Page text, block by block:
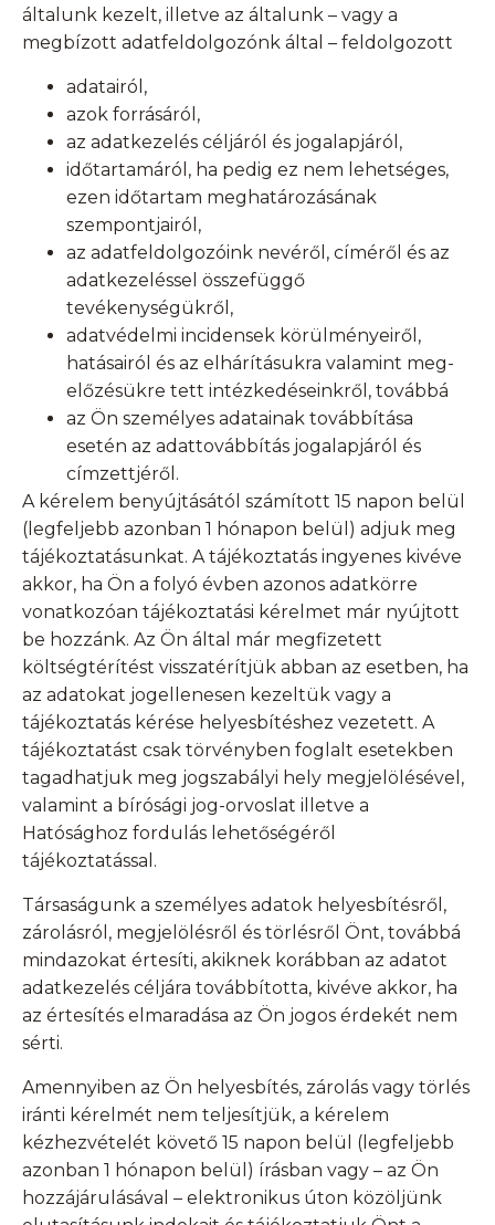
általunk kezelt, illetve az általunk – vagy a
megbízott adatfeldolgozónk által – feldolgozott
adatairól,
azok forrásáról,
az adatkezelés céljáról és jogalapjáról,
időtartamáról, ha pedig ez nem lehetséges,
ezen időtartam meghatározásának
szempontjairól,
az adatfeldolgozóink nevéről, címéről és az
adatkezeléssel összefüggő
tevékenységükről,
adatvédelmi incidensek körülményeiről,
hatásairól és az elhárításukra valamint meg-
előzésükre tett intézkedéseinkről, továbbá
az Ön személyes adatainak továbbítása
esetén az adattovábbítás jogalapjáról és
címzettjéről.
A kérelem benyújtásától számított 15 napon belül
(legfeljebb azonban 1 hónapon belül) adjuk meg
tájékoztatásunkat. A tájékoztatás ingyenes kivéve
akkor, ha Ön a folyó évben azonos adatkörre
vonatkozóan tájékoztatási kérelmet már nyújtott
be hozzánk. Az Ön által már megfizetett
költségtérítést visszatérítjük abban az esetben, ha
az adatokat jogellenesen kezeltük vagy a
tájékoztatás kérése helyesbítéshez vezetett. A
tájékoztatást csak törvényben foglalt esetekben
tagadhatjuk meg jogszabályi hely megjelölésével,
valamint a bírósági jog-orvoslat illetve a
Hatósághoz fordulás lehetőségéről
tájékoztatással.
Társaságunk a személyes adatok helyesbítésről,
zárolásról, megjelölésről és törlésről Önt, továbbá
mindazokat értesíti, akiknek korábban az adatot
adatkezelés céljára továbbította, kivéve akkor, ha
az értesítés elmaradása az Ön jogos érdekét nem
sérti.
Amennyiben az Ön helyesbítés, zárolás vagy törlés
iránti kérelmét nem teljesítjük, a kérelem
kézhezvételét követő 15 napon belül (legfeljebb
azonban 1 hónapon belül) írásban vagy – az Ön
hozzájárulásával – elektronikus úton közöljünk